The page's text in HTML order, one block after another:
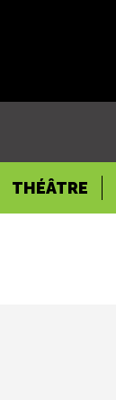
THÉÂTRE